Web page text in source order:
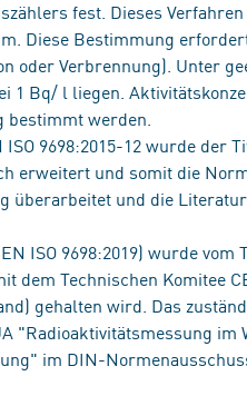
fest. Dieses
Diese Bestimmung
oder Verbrennung). Unter
1 Bq/ l liegen.
bestimmt werden.
ISO 9698:2015-12 wurde
erweitert und somit die
überarbeitet und die
ISO 9698:2019) wurde
dem Technischen Komitee
gehalten wird. Das
"Radioaktivitätsmessung
im DIN-